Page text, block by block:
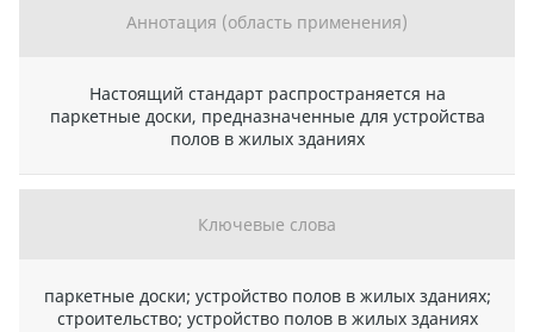
Аннотация (область применения)
Настоящий стандарт распространяется на
паркетные доски, предназначенные для устройства
полов в жилых зданиях
Ключевые слова
паркетные доски; устройство полов в жилых зданиях;
строительство; устройство полов в жилых зданиях